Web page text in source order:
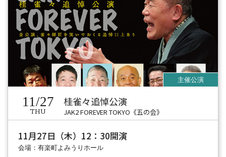
11/27
THU
桂雀々追悼公演
JAK2 FOREVER TOKYO《五の会》
11月27日（木）12：30開演
会場：有楽町よみうりホール